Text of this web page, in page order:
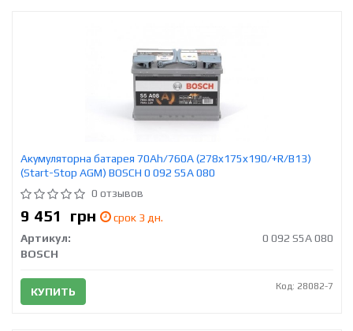
Акумуляторна батарея 70Ah/760A (278x175x190/+R/B13)
(Start-Stop AGM) BOSCH 0 092 S5A 080
0 отзывов
9 451 грн
срок 3 дн.
Артикул:
0 092 S5A 080
BOSCH
КУПИТЬ Код: 28082-7